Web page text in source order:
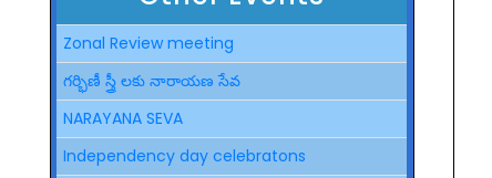
Zonal Review meeting
గర్భిణీ స్త్రీ లకు నారాయణ సేవ
NARAYANA SEVA
Independency day celebratons